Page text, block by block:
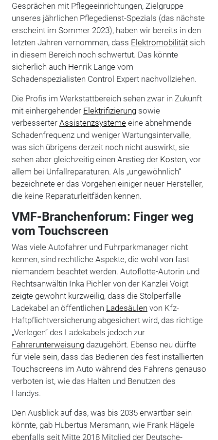
Gesprächen mit Pflegeeinrichtungen, Zielgruppe
unseres jährlichen Pflegedienst-Spezials (das nächste
erscheint im Sommer 2023), haben wir bereits in den
letzten Jahren vernommen, dass Elektromobilitätsich
in diesem Bereich noch schwertut. Das könnte
sicherlich auch Henrik Lange vom
Schadenspezialisten Control Expert nachvollziehen.
Die Profis im Werkstattbereich sehen zwar in Zukunft
mit einhergehender Elektrifizierungsowie
verbesserter Assistenzsystemeeine abnehmende
Schadenfrequenz und weniger Wartungsintervalle,
was sich übrigens derzeit noch nicht auswirkt, sie
sehen aber gleichzeitig einen Anstieg der Kosten, vor
allem bei Unfallreparaturen. Als „ungewöhnlich“
bezeichnete er das Vorgehen einiger neuer Hersteller,
die keine Reparaturleitfäden kennen.
VMF-Branchenforum: Finger weg
vom Touchscreen
Was viele Autofahrer und Fuhrparkmanager nicht
kennen, sind rechtliche Aspekte, die wohl von fast
niemandem beachtet werden. Autoflotte-Autorin und
Rechtsanwältin Inka Pichler von der Kanzlei Voigt
zeigte gewohnt kurzweilig, dass die Stolperfalle
Ladekabel an öffentlichen Ladesäulen von Kfz-
Haftpflichtversicherung abgesichert wird, das richtige
„Verlegen“ des Ladekabels jedoch zur
Fahrerunterweisungdazugehört. Ebenso neu dürfte
für viele sein, dass das Bedienen des fest installierten
Touchscreens im Auto während des Fahrens genauso
verboten ist, wie das Halten und Benutzen des
Handys.
Den Ausblick auf das, was bis 2035 erwartbar sein
könnte, gab Hubertus Mersmann, wie Frank Hägele
ebenfalls seit Mitte 2018 Mitglied der Deutsche-